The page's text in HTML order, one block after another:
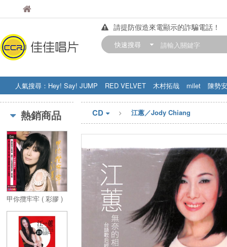
佳佳唱片
請提防假造來電顯示的詐騙電話！
【中華門市營業時間調整公告】
快速搜尋
人氣搜尋： Hey! Say! JUMP RED VELVET 木村拓哉 milet
陳勢安
STRAY KIDS
盧廣仲 周杰伦
熱銷商品
甲你攬牢牢 ( 彩膠 )
CD 江蕙／Jody Chiang